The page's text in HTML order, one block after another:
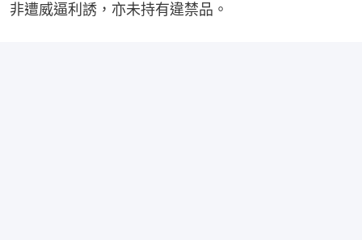
非遭威逼利誘，亦未持有違禁品。